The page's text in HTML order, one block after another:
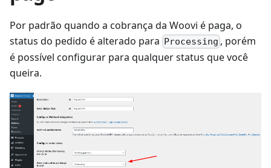
Por padrão quando a cobrança da Woovi é paga, o
status do pedido é alterado para Processing , porém
é possível configurar para qualquer status que você
queira.